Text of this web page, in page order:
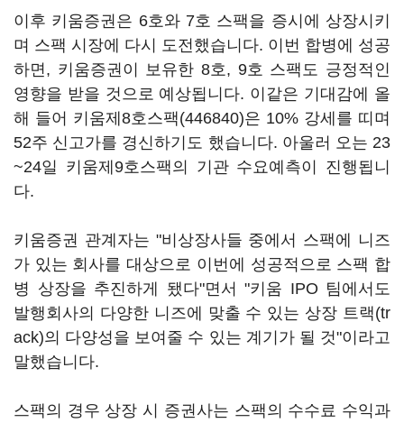
이후 키움증권은 6호와 7호 스팩을 증시에 상장시키
며 스팩 시장에 다시 도전했습니다. 이번 합병에 성공
하면, 키움증권이 보유한 8호, 9호 스팩도 긍정적인
영향을 받을 것으로 예상됩니다. 이같은 기대감에 올
해 들어 키움제8호스팩(446840)은 10% 강세를 띠며
52주 신고가를 경신하기도 했습니다. 아울러 오는 23
~24일 키움제9호스팩의 기관 수요예측이 진행됩니
다.
키움증권 관계자는 "비상장사들 중에서 스팩에 니즈
가 있는 회사를 대상으로 이번에 성공적으로 스팩 합
병 상장을 추진하게 됐다"면서 "키움 IPO 팀에서도
발행회사의 다양한 니즈에 맞출 수 있는 상장 트랙(tr
ack)의 다양성을 보여줄 수 있는 계기가 될 것"이라고
말했습니다.
스팩의 경우 상장 시 증권사는 스팩의 수수료 수익과